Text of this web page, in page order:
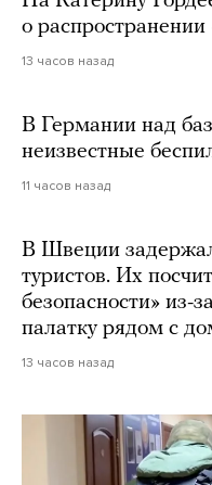
о
13 часов назад
В Германии над
неизвестные
11 часов назад
В Швеции
туристов. Их
безопасности» из-
палатку рядом с
13 часов назад